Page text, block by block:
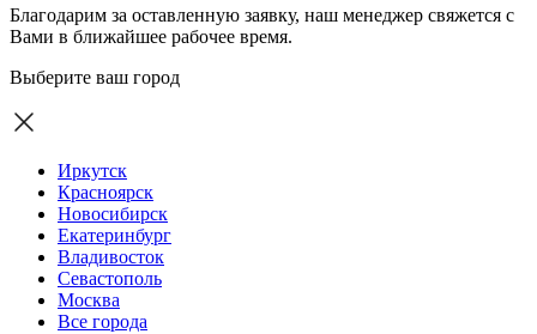
Благодарим за оставленную заявку, наш менеджер свяжется с
Вами в ближайшее рабочее время.
Выберите ваш город
Иркутск
Красноярск
Новосибирск
Екатеринбург
Владивосток
Севастополь
Москва
Все города